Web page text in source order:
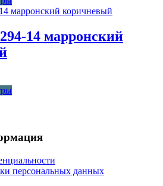
6товар
несколько
вариаций.
на
странице
14 марронский
Опции
выбрать
на
персональных данных